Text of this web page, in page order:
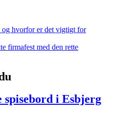
og hvorfor er det vigtigt for
firmafest med den rette
i Esbjerg